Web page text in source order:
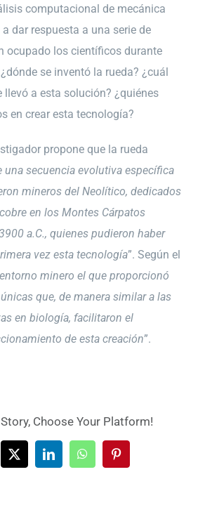
computacional de mecánica
dar respuesta a una serie de
ocupado los científicos durante
se inventó la rueda? ¿cuál
llevó a esta solución? ¿quiénes
en crear esta tecnología?
propone que la rueda
una secuencia evolutiva específica
mineros del Neolítico, dedicados
en los Montes Cárpatos
a.C., quienes pudieron haber
vez esta tecnología”. Según el
entorno minero el que proporcionó
que, de manera similar a las
en biología, facilitaron el
de esta creación”.
Choose Your Platform!
X LinkedInWhatsAppPinterest